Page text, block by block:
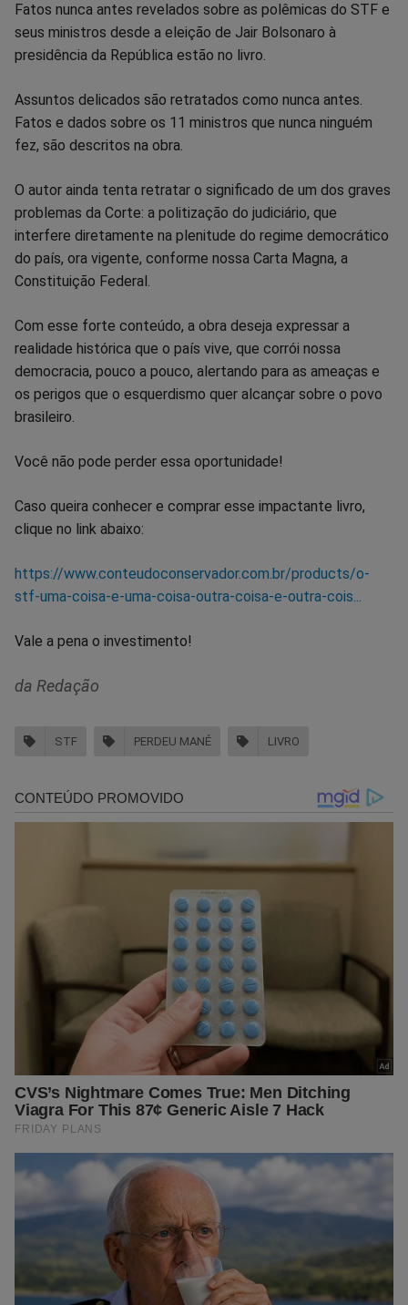
Fatos nunca antes revelados sobre as polêmicas do STF e
seus ministros desde a eleição de Jair Bolsonaro à
presidência da República estão no livro.
Assuntos delicados são retratados como nunca antes.
Fatos e dados sobre os 11 ministros que nunca ninguém
fez, são descritos na obra.
O autor ainda tenta retratar o significado de um dos graves
problemas da Corte: a politização do judiciário, que
interfere diretamente na plenitude do regime democrático
do país, ora vigente, conforme nossa Carta Magna, a
Constituição Federal.
Com esse forte conteúdo, a obra deseja expressar a
realidade histórica que o país vive, que corrói nossa
democracia, pouco a pouco, alertando para as ameaças e
os perigos que o esquerdismo quer alcançar sobre o povo
brasileiro.
Você não pode perder essa oportunidade!
Caso queira conhecer e comprar esse impactante livro,
clique no link abaixo:
https://www.conteudoconservador.com.br/products/o-
stf-uma-coisa-e-uma-coisa-outra-coisa-e-outra-cois...
Vale a pena o investimento!
da Redação
STF PERDEU MANÉ LIVRO